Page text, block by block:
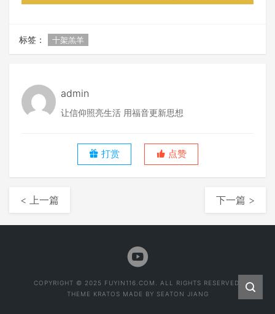
标签： 十架羔羊
admin
让信仰照亮生活 用福音更新思想
打赏 点赞
< 上一篇 下一篇 >
COPYRIGHT © 2025 FUYIN116.COM. ALL RIGHTS RESERVED.
THEME KRATOS MADE BY SEATON JIANG